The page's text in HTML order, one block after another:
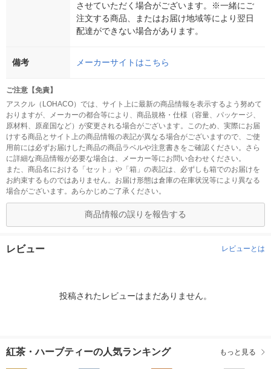
させていただく場合がございます。※一緒にご
注文する商品、またはお届け地域等により翌日
配達ができない場合があります。
備考 メーカーサイトはこちら
ご注意【免責】
アスクル（LOHACO）では、サイト上に最新の商品情報を表示するよう努めて
おりますが、メーカーの都合等により、商品規格・仕様（容量、パッケージ、
原材料、原産国など）が変更される場合がございます。このため、実際にお届
けする商品とサイト上の商品情報の表記が異なる場合がございますので、ご使
用前には必ずお届けした商品の商品ラベルや注意書きをご確認ください。さら
に詳細な商品情報が必要な場合は、メーカー等にお問い合わせください。
また、商品名における「セット」や「箱」の表記は、必ずしも箱でのお届けを
お約束するものではありません。お届け形態は倉庫の在庫状況等により異なる
場合がございます。あらかじめご了承ください。
商品情報の誤りを報告する
レビュー レビューとは
投稿されたレビューはまだありません。
紅茶・ハーブティーの人気ランキング もっと見る